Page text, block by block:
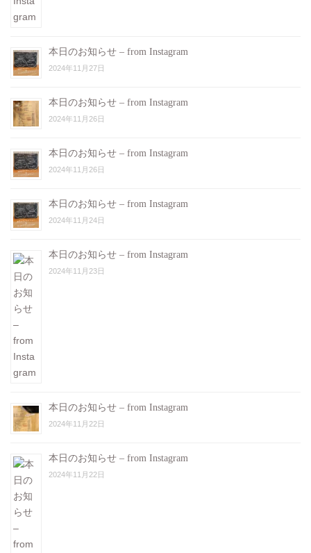
本日のお知らせ – from Instagram
2024年11月27日
本日のお知らせ – from Instagram
2024年11月26日
本日のお知らせ – from Instagram
2024年11月26日
本日のお知らせ – from Instagram
2024年11月24日
本日のお知らせ – from Instagram
2024年11月23日
本日のお知らせ – from Instagram
2024年11月22日
本日のお知らせ – from Instagram
2024年11月22日